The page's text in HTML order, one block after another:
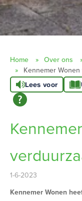
Home Over ons
Kennemer
Lees voor
1-6-2023
Kennemer Wonen